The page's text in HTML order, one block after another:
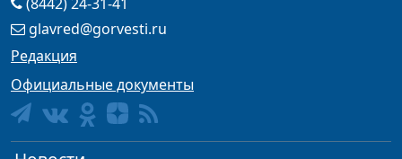
glavred@gorvesti.ru
Редакция
Официальные документы